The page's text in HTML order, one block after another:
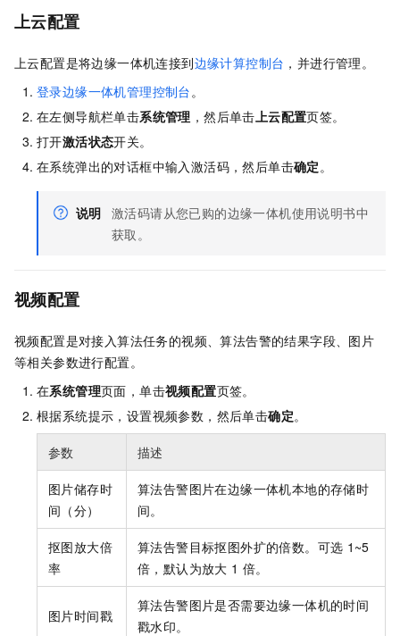
上云配置
上云配置是将边缘一体机连接到边缘计算控制台 ，并进行管理。
登录边缘一体机管理控制台 。
在左侧导航栏单击系统管理 ，然后单击 上云配置页签。
打开激活状态开关。
在系统弹出的对话框中输入激活码，然后单击确定 。
说明 激活码请从您已购的边缘一体机使用说明书中
获取。
视频配置
视频配置是对接入算法任务的视频、算法告警的结果字段、图片
等相关参数进行配置。
在系统管理页面，单击视频配置页签。
根据系统提示，设置视频参数，然后单击确定。
参数 描述
图片储存时
间（分）
算法告警图片在边缘一体机本地的存储时
间。
抠图放大倍
率
算法告警目标抠图外扩的倍数。可选 1~5
倍，默认为放大 1 倍。
图片时间戳
算法告警图片是否需要边缘一体机的时间
戳水印。